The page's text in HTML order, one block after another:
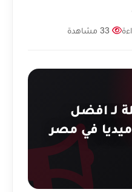
لـ افضل
في مصر